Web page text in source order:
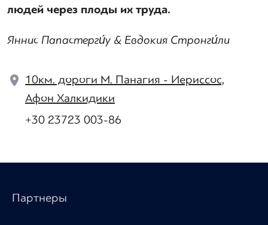
людей через плоды их труда.
Яннис Папастергиу & Евдокия Стронгили
10км. дороги М. Панагия - Иериссос,
Афон Халкидики
+30 23723 003-86
Партнеры